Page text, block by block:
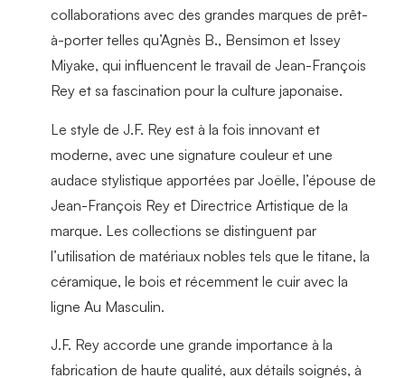
collaborations avec des grandes marques de prêt-
à-porter telles qu’Agnès B., Bensimon et Issey
Miyake, qui influencent le travail de Jean-François
Rey et sa fascination pour la culture japonaise.
Le style de J.F. Rey est à la fois innovant et
moderne, avec une signature couleur et une
audace stylistique apportées par Joëlle, l’épouse de
Jean-François Rey et Directrice Artistique de la
marque. Les collections se distinguent par
l’utilisation de matériaux nobles tels que le titane, la
céramique, le bois et récemment le cuir avec la
ligne Au Masculin.
J.F. Rey accorde une grande importance à la
fabrication de haute qualité, aux détails soignés, à